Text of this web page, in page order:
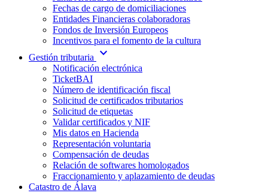
Fechas de cargo de domiciliaciones
Entidades Financieras colaboradoras
Fondos de Inversión Europeos
Incentivos para el fomento de la cultura
Gestión tributaria
expand_more
Notificación electrónica
TicketBAI
Número de identificación fiscal
Solicitud de certificados tributarios
Solicitud de etiquetas
Validar certificados y NIF
Mis datos en Hacienda
Representación voluntaria
Compensación de deudas
Relación de softwares homologados
Fraccionamiento y aplazamiento de deudas
Catastro de Álava